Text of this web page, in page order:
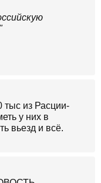
тыс из Расции-
у них в
вьезд и всё.